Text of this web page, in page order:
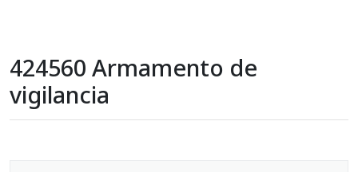
424560 Armamento de
vigilancia